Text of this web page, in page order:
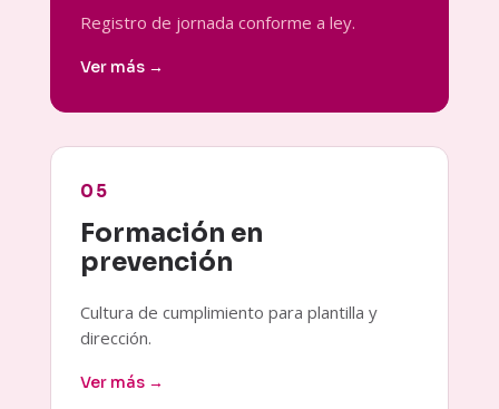
Registro de jornada conforme a ley.
Ver más →
05
Formación en
prevención
Cultura de cumplimiento para plantilla y
dirección.
Ver más →